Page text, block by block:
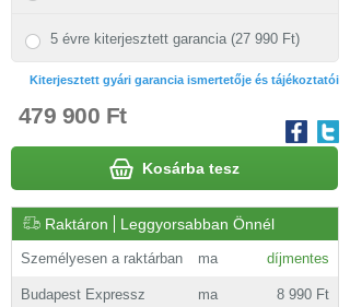
5 évre kiterjesztett garancia (27 990 Ft)
Kiterjesztett gyári garancia ismertetője és tájékoztatói
479 900 Ft
Kosárba tesz
Raktáron Leggyorsabban Önnél
Személyesen a raktárban ma díjmentes
Budapest Expressz ma 8 990 Ft